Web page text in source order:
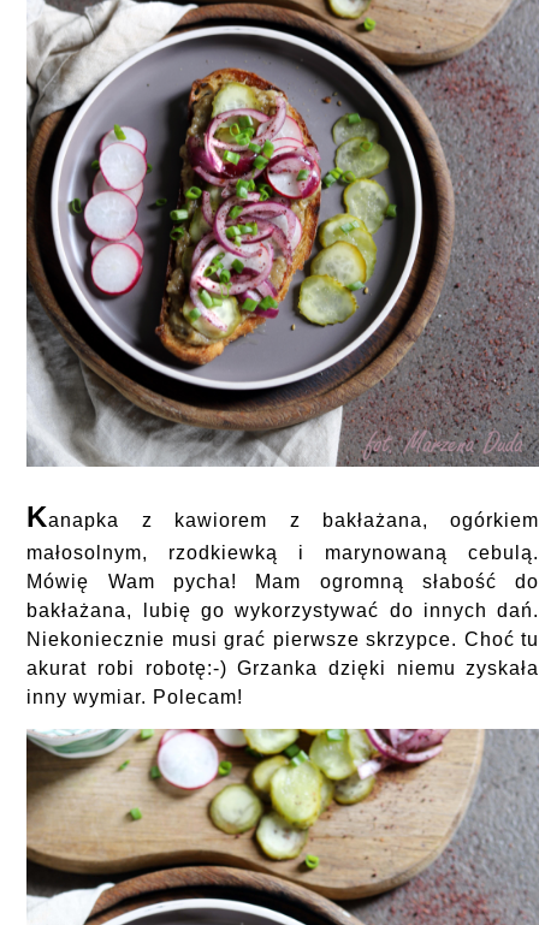
Kanapka z kawiorem z bakłażana, ogórkiem
małosolnym, rzodkiewką i marynowaną cebulą.
Mówię Wam pycha! Mam ogromną słabość do
bakłażana, lubię go wykorzystywać do innych dań.
Niekoniecznie musi grać pierwsze skrzypce. Choć tu
akurat robi robotę:-) Grzanka dzięki niemu zyskała
inny wymiar. Polecam!